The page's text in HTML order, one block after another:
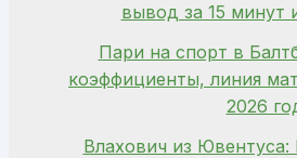
вывод за 15 минут
Пари на спорт в
коэффициенты, линия
2026
Влахович из